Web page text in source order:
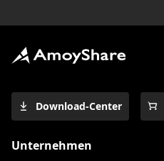
Download-Center
Unternehmen